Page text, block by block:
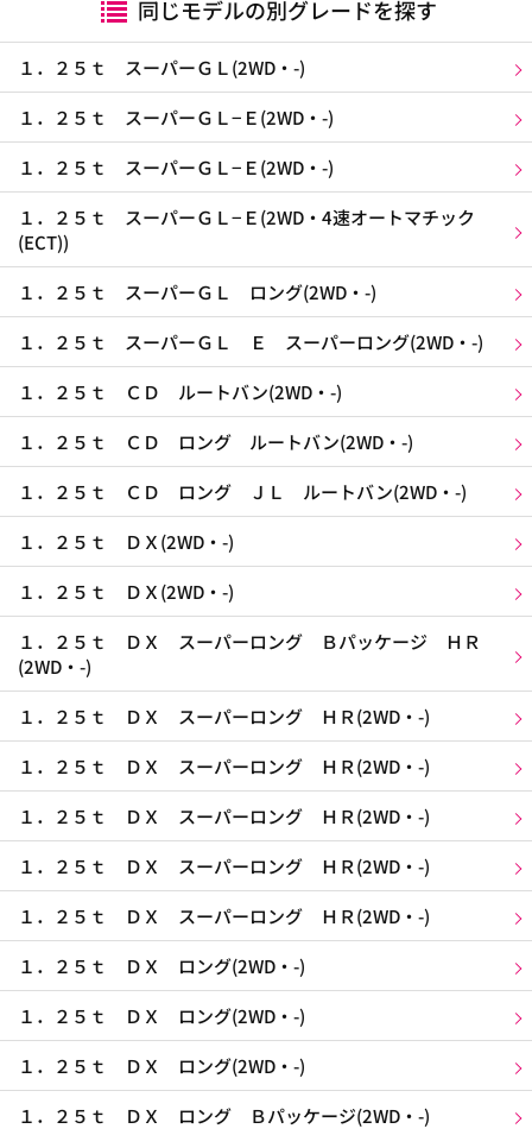
同じモデルの別グレードを探す
１．２５ｔ スーパーＧＬ(2WD・-)
１．２５ｔ スーパーＧＬ−Ｅ(2WD・-)
１．２５ｔ スーパーＧＬ−Ｅ(2WD・-)
１．２５ｔ スーパーＧＬ−Ｅ(2WD・4速オートマチック
(ECT))
１．２５ｔ スーパーＧＬ ロング(2WD・-)
１．２５ｔ スーパーＧＬ Ｅ スーパーロング(2WD・-)
１．２５ｔ ＣＤ ルートバン(2WD・-)
１．２５ｔ ＣＤ ロング ルートバン(2WD・-)
１．２５ｔ ＣＤ ロング ＪＬ ルートバン(2WD・-)
１．２５ｔ ＤＸ(2WD・-)
１．２５ｔ ＤＸ(2WD・-)
１．２５ｔ ＤＸ スーパーロング Ｂパッケージ ＨＲ
(2WD・-)
１．２５ｔ ＤＸ スーパーロング ＨＲ(2WD・-)
１．２５ｔ ＤＸ スーパーロング ＨＲ(2WD・-)
１．２５ｔ ＤＸ スーパーロング ＨＲ(2WD・-)
１．２５ｔ ＤＸ スーパーロング ＨＲ(2WD・-)
１．２５ｔ ＤＸ スーパーロング ＨＲ(2WD・-)
１．２５ｔ ＤＸ ロング(2WD・-)
１．２５ｔ ＤＸ ロング(2WD・-)
１．２５ｔ ＤＸ ロング(2WD・-)
１．２５ｔ ＤＸ ロング Ｂパッケージ(2WD・-)